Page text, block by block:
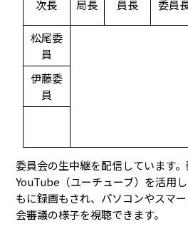
次長
局長
員長
委員
松尾委
員
伊藤委
員
委員会の生中継を配信しています
YouTube（ユーチューブ）を活用
もに録画もされ、パソコンやスマ
会審議の様子を視聴できます。